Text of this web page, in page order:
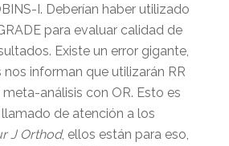
I. Deberían haber utilizado
para evaluar calidad de
Existe un error gigante,
informan que utilizarán RR
análisis con OR. Esto es
de atención a los
J Orthod, ellos están para eso,